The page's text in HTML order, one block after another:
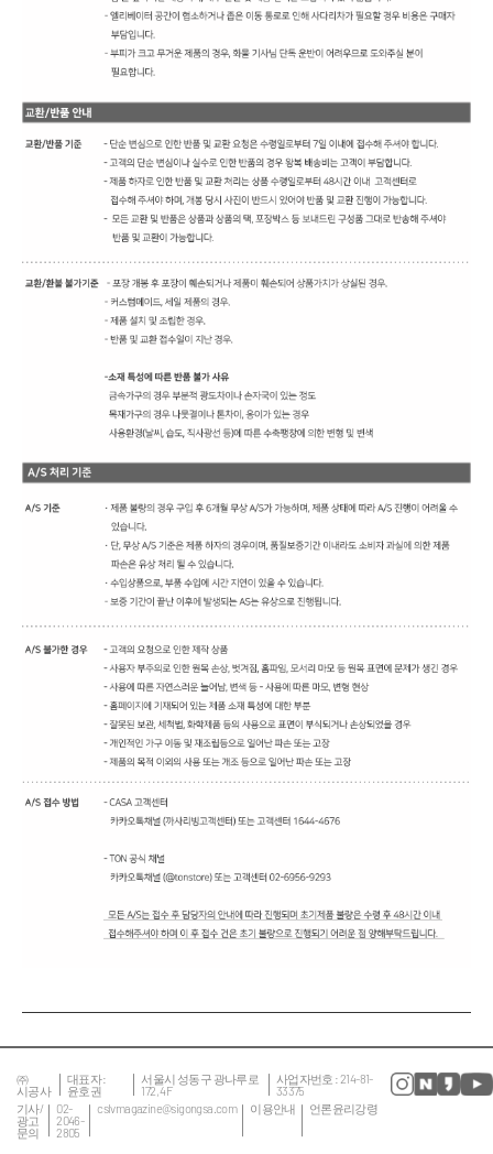
㈜
시공사
대표자 :
윤호권
서울시 성동구 광나루로
172, 4F
사업자번호 : 214-81-
33375
기사/
광고
문의
02-
2046-
2805
cslvmagazine@sigongsa.com 이용안내 언론윤리강령